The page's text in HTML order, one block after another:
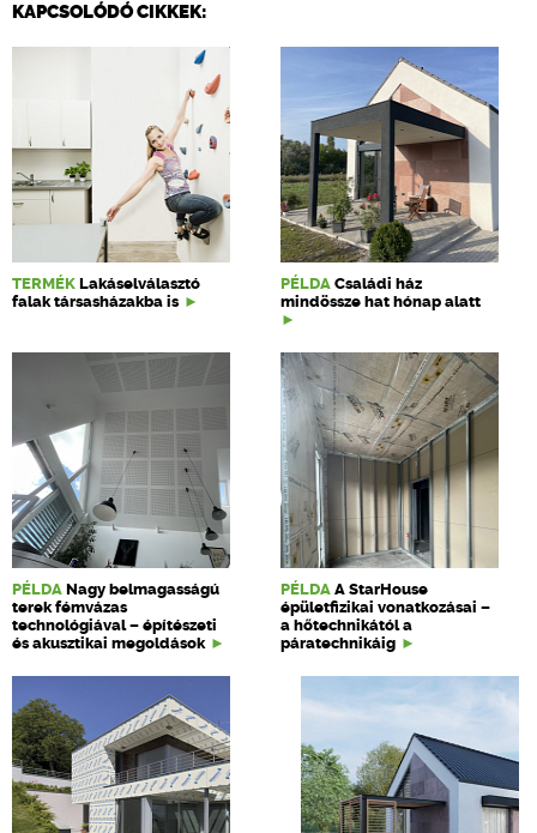
KAPCSOLÓDÓ CIKKEK:
TERMÉK Lakáselválasztó
falak társasházakba is
PÉLDA Családi ház
mindössze hat hónap alatt
PÉLDA Nagy belmagasságú
terek fémvázas
technológiával – építészeti
és akusztikai megoldások
PÉLDA A StarHouse
épületfizikai vonatkozásai –
a hőtechnikától a
páratechnikáig